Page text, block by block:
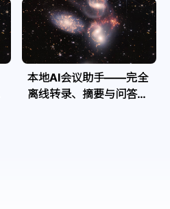
本地AI会议助手——完全
离线转录、摘要与问答，